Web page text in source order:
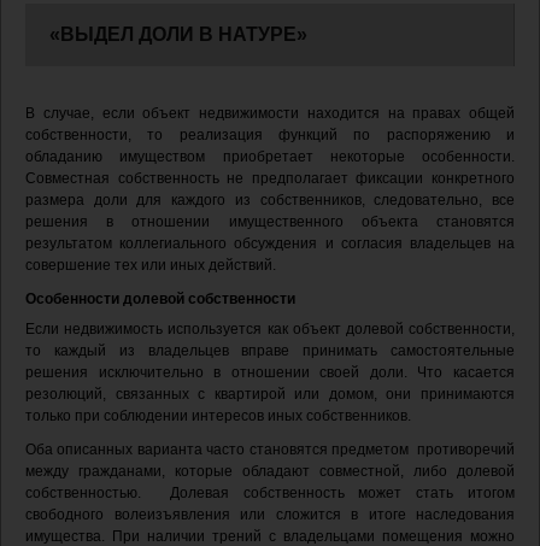
«ВЫДЕЛ ДОЛИ В НАТУРЕ»
В случае, если объект недвижимости находится на правах общей
собственности, то реализация функций по распоряжению и
обладанию имуществом приобретает некоторые особенности.
Совместная собственность не предполагает фиксации конкретного
размера доли для каждого из собственников, следовательно, все
решения в отношении имущественного объекта становятся
результатом коллегиального обсуждения и согласия владельцев на
совершение тех или иных действий.
Особенности долевой собственности
Если недвижимость используется как объект долевой собственности,
то каждый из владельцев вправе принимать самостоятельные
решения исключительно в отношении своей доли. Что касается
резолюций, связанных с квартирой или домом, они принимаются
только при соблюдении интересов иных собственников.
Оба описанных варианта часто становятся предметом противоречий
между гражданами, которые обладают совместной, либо долевой
собственностью. Долевая собственность может стать итогом
свободного волеизъявления или сложится в итоге наследования
имущества. При наличии трений с владельцами помещения можно